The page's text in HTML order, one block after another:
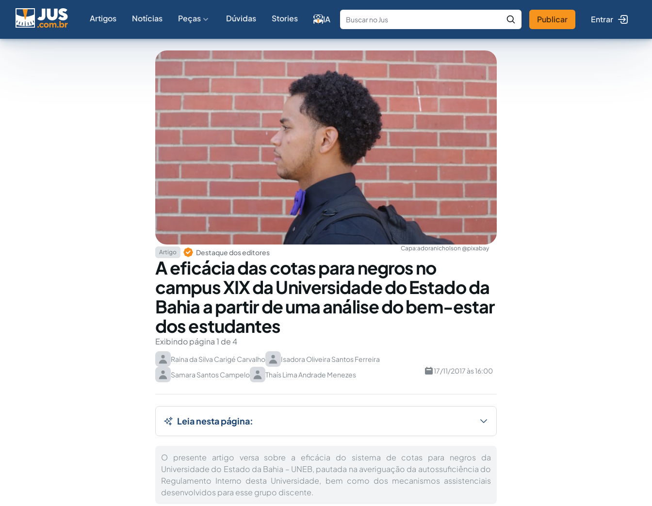
Artigos Notícias Peças Dúvidas Stories IA
Fale com a IA Buscar no Jus
Publicar Entrar
Capa:adoranicholson @pixabay
Artigo Destaque dos editores
A eficácia das cotas para negros no
campus XIX da Universidade do Estado da
Bahia a partir de uma análise do bem-estar
dos estudantes
Exibindo página 1 de 4
Raina da Silva Carigé Carvalho
Isadora Oliveira Santos Ferreira
Samara Santos Campelo
Thaís Lima Andrade Menezes 17/11/2017 às 16:00
Leia nesta página:
O presente artigo versa sobre a eficácia do sistema de cotas para negros da
Universidade do Estado da Bahia – UNEB, pautada na averiguação da autossuficiência do
Regulamento Interno desta Universidade, bem como dos mecanismos assistenciais
desenvolvidos para esse grupo discente.